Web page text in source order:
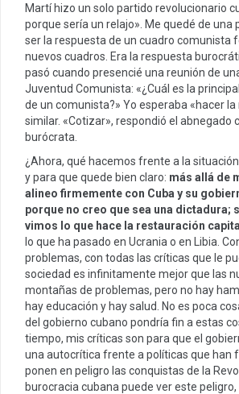
Martí hizo un solo partido revolucionario
porque sería un relajo». Me quedé de una
ser la respuesta de un cuadro comunista
nuevos cuadros. Era la respuesta
pasó cuando presencié una reunión de
Juventud Comunista: «¿Cuál es la
de un comunista?» Yo esperaba «hacer la
similar. «Cotizar», respondió el abnegado
burócrata.
¿Ahora, qué hacemos frente a la
y para que quede bien claro: más allá de
alineo firmemente con Cuba y su
porque no creo que sea una dictadura;
vimos lo que hace la restauración
lo que ha pasado en Ucrania o en Libia.
problemas, con todas las críticas que le
sociedad es infinitamente mejor que las
montañas de problemas, pero no hay
hay educación y hay salud. No es poca
del gobierno cubano pondría fin a estas
tiempo, mis críticas son para que el
una autocrítica frente a políticas que han
ponen en peligro las conquistas de la
burocracia cubana puede ver este peligro,